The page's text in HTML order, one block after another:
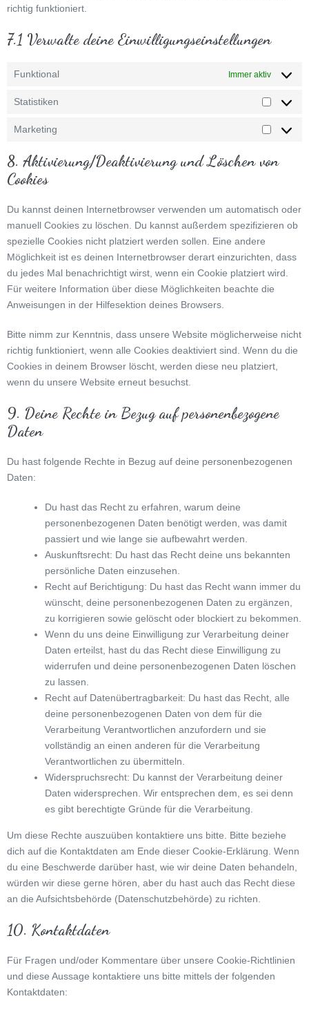
richtig funktioniert.
7.1 Verwalte deine Einwilligungseinstellungen
Funktional Immer aktiv
Statistiken
Marketing
8. Aktivierung/Deaktivierung und Löschen von
Cookies
Du kannst deinen Internetbrowser verwenden um automatisch oder
manuell Cookies zu löschen. Du kannst außerdem spezifizieren ob
spezielle Cookies nicht platziert werden sollen. Eine andere
Möglichkeit ist es deinen Internetbrowser derart einzurichten, dass
du jedes Mal benachrichtigt wirst, wenn ein Cookie platziert wird.
Für weitere Information über diese Möglichkeiten beachte die
Anweisungen in der Hilfesektion deines Browsers.
Bitte nimm zur Kenntnis, dass unsere Website möglicherweise nicht
richtig funktioniert, wenn alle Cookies deaktiviert sind. Wenn du die
Cookies in deinem Browser löscht, werden diese neu platziert,
wenn du unsere Website erneut besuchst.
9. Deine Rechte in Bezug auf personenbezogene
Daten
Du hast folgende Rechte in Bezug auf deine personenbezogenen
Daten:
Du hast das Recht zu erfahren, warum deine
personenbezogenen Daten benötigt werden, was damit
passiert und wie lange sie aufbewahrt werden.
Auskunftsrecht: Du hast das Recht deine uns bekannten
persönliche Daten einzusehen.
Recht auf Berichtigung: Du hast das Recht wann immer du
wünscht, deine personenbezogenen Daten zu ergänzen,
zu korrigieren sowie gelöscht oder blockiert zu bekommen.
Wenn du uns deine Einwilligung zur Verarbeitung deiner
Daten erteilst, hast du das Recht diese Einwilligung zu
widerrufen und deine personenbezogenen Daten löschen
zu lassen.
Recht auf Datenübertragbarkeit: Du hast das Recht, alle
deine personenbezogenen Daten von dem für die
Verarbeitung Verantwortlichen anzufordern und sie
vollständig an einen anderen für die Verarbeitung
Verantwortlichen zu übermitteln.
Widerspruchsrecht: Du kannst der Verarbeitung deiner
Daten widersprechen. Wir entsprechen dem, es sei denn
es gibt berechtigte Gründe für die Verarbeitung.
Um diese Rechte auszuüben kontaktiere uns bitte. Bitte beziehe
dich auf die Kontaktdaten am Ende dieser Cookie-Erklärung. Wenn
du eine Beschwerde darüber hast, wie wir deine Daten behandeln,
würden wir diese gerne hören, aber du hast auch das Recht diese
an die Aufsichtsbehörde (Datenschutzbehörde) zu richten.
10. Kontaktdaten
Für Fragen und/oder Kommentare über unsere Cookie-Richtlinien
und diese Aussage kontaktiere uns bitte mittels der folgenden
Kontaktdaten: